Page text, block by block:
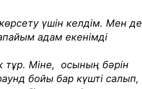
үшін келдім. Мен де
адам екенімді
тұр. Міне, осының бәрін
бойы бар күшті салып,